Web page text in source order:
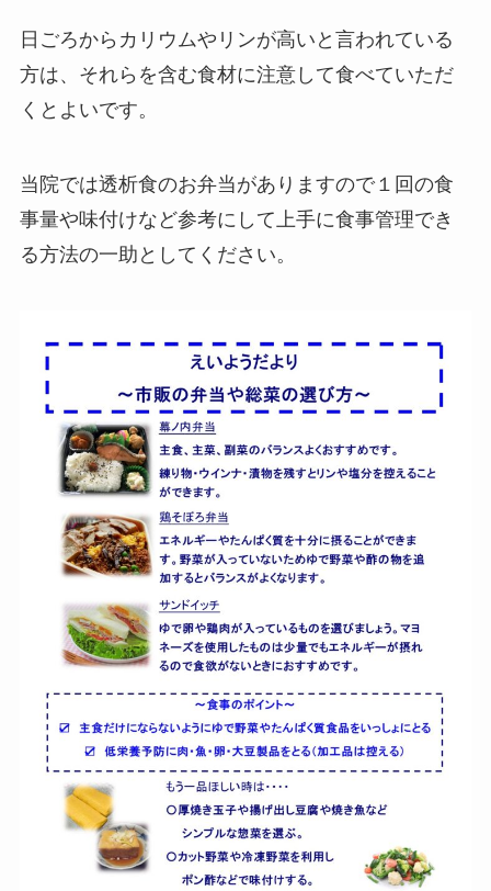
日ごろからカリウムやリンが高いと言われている
方は、それらを含む食材に注意して食べていただ
くとよいです。
当院では透析食のお弁当がありますので１回の食
事量や味付けなど参考にして上手に食事管理でき
る方法の一助としてください。